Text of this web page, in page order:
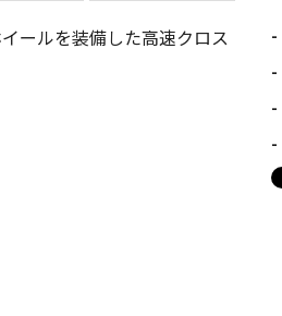
ールを装備した高速クロス